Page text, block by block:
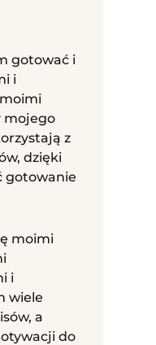
gotować i
i
mojego
z
dzięki
gotowanie
moimi
i
wiele
a
do